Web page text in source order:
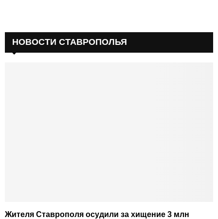
НОВОСТИ СТАВРОПОЛЬЯ
Жителя Ставрополя осудили за хищение 3 млн